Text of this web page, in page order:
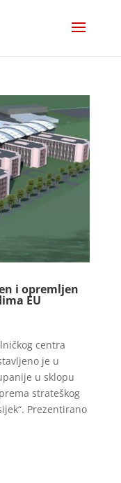
i opremljen
EU
centra
je u
u sklopu
strateškog
Prezentirano